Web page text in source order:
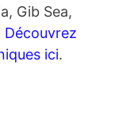
Gib Sea,
Découvrez
ici.